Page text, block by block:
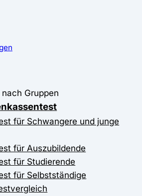
Gruppen
für Schwangere und junge
für Auszubildende
für Studierende
für Selbstständige